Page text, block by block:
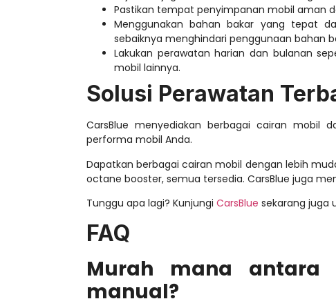
Pastikan tempat penyimpanan mobil aman
Menggunakan bahan bakar yang tepat
sebaiknya menghindari penggunaan bahan
Lakukan perawatan harian dan bulanan
mobil lainnya.
Solusi Perawatan
CarsBlue menyediakan berbagai cairan mobil
performa mobil Anda.
Dapatkan berbagai cairan mobil dengan lebih
octane booster, semua tersedia. CarsBlue juga
Tunggu apa lagi? Kunjungi CarsBlue sekarang juga
FAQ
Murah mana
manual?